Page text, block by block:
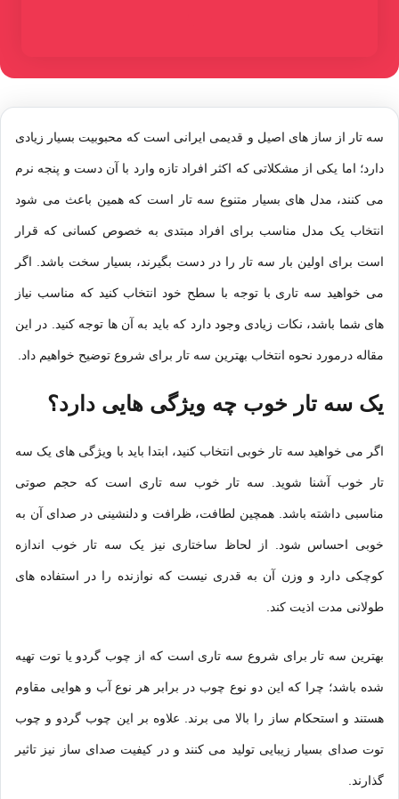
سه تار از ساز های اصیل و قدیمی ایرانی است که محبوبیت بسیار زیادی
دارد؛ اما یکی از مشکلاتی که اکثر افراد تازه وارد با آن دست و پنجه نرم
می کنند، مدل های بسیار متنوع سه تار است که همین باعث می شود
انتخاب یک مدل مناسب برای افراد مبتدی به خصوص کسانی که قرار
است برای اولین بار سه تار را در دست بگیرند، بسیار سخت باشد. اگر
می خواهید سه تاری با توجه با سطح خود انتخاب کنید که مناسب نیاز
های شما باشد، نکات زیادی وجود دارد که باید به آن ها توجه کنید. در این
مقاله درمورد نحوه انتخاب بهترین سه تار برای شروع توضیح خواهیم داد.
یک سه تار خوب چه ویژگی هایی دارد؟
اگر می خواهید سه تار خوبی انتخاب کنید، ابتدا باید با ویژگی های یک سه
تار خوب آشنا شوید. سه تار خوب سه تاری است که حجم صوتی
مناسبی داشته باشد. همچین لطافت، ظرافت و دلنشینی در صدای آن به
خوبی احساس شود. از لحاظ ساختاری نیز یک سه تار خوب اندازه
کوچکی دارد و وزن آن به قدری نیست که نوازنده را در استفاده های
طولانی مدت اذیت کند.
بهترین سه تار برای شروع سه تاری است که از چوب گردو یا توت تهیه
شده باشد؛ چرا که این دو نوع چوب در برابر هر نوع آب و هوایی مقاوم
هستند و استحکام ساز را بالا می برند. علاوه بر این چوب گردو و چوب
توت صدای بسیار زیبایی تولید می کنند و در کیفیت صدای ساز نیز تاثیر
گذارند.